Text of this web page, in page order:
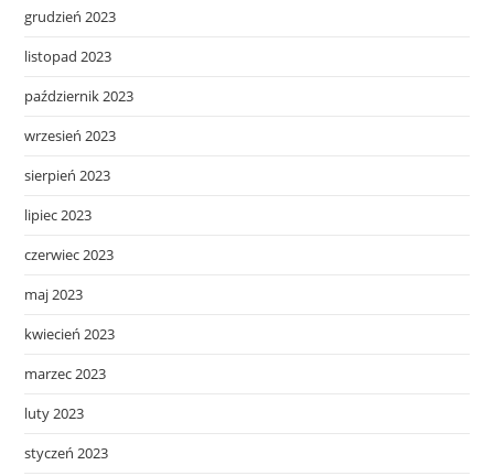
grudzień 2023
listopad 2023
październik 2023
wrzesień 2023
sierpień 2023
lipiec 2023
czerwiec 2023
maj 2023
kwiecień 2023
marzec 2023
luty 2023
styczeń 2023